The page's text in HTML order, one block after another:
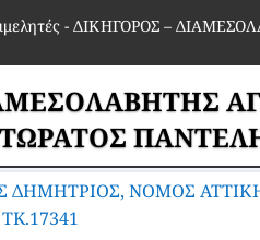
-ΔΙΚΗΓΟΡΟΣ –
ΔΗΜΗΤΡΙΟΣ, ΝΟΜΟΣ
TK.17341